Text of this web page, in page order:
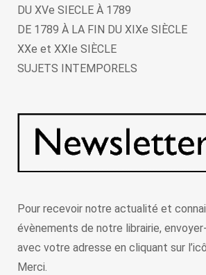
DU XVe SIECLE À 1789
DE 1789 À LA FIN DU XIXe SIÈCLE
XXe et XXIe SIÈCLE
SUJETS INTEMPORELS
Pour recevoir notre actualité et
évènements de notre librairie,
avec votre adresse en cliquant sur
Merci.